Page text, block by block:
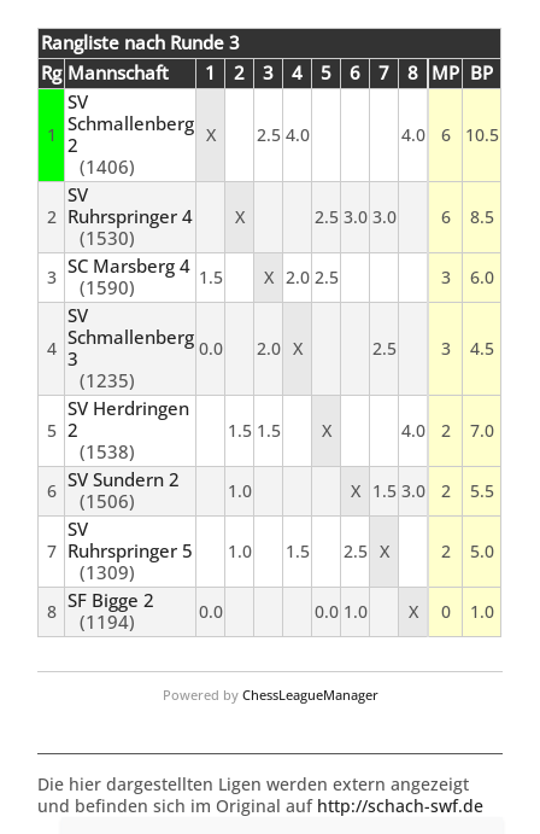
Rangliste nach Runde 3
Rg Mannschaft 1 2 3 4 5 6 7 8 MP BP
1
SV
Schmallenberg
2
(1406)
X 2.5 4.0 4.0 6 10.5
2
SV
Ruhrspringer 4
(1530)
X 2.5 3.0 3.0 6 8.5
3 SC Marsberg 4
(1590)
1.5 X 2.0 2.5 3 6.0
4
SV
Schmallenberg
3
(1235)
0.0 2.0 X 2.5 3 4.5
5
SV Herdringen
2
(1538)
1.5 1.5 X 4.0 2 7.0
6 SV Sundern 2
(1506)
1.0 X 1.5 3.0 2 5.5
7
SV
Ruhrspringer 5
(1309)
1.0 1.5 2.5 X 2 5.0
8 SF Bigge 2
(1194)
0.0 0.0 1.0 X 0 1.0
Powered by ChessLeagueManager
Die hier dargestellten Ligen werden extern angezeigt
und befinden sich im Original auf http://schach-swf.de